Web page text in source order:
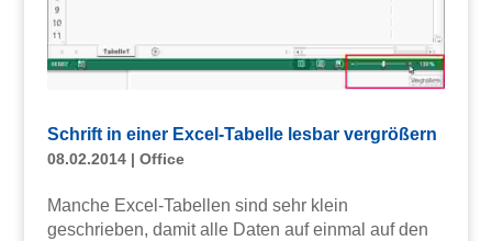
Schrift in einer Excel-Tabelle lesbar vergrößern
08.02.2014| Office
Manche Excel-Tabellen sind sehr klein
geschrieben, damit alle Daten auf einmal auf den